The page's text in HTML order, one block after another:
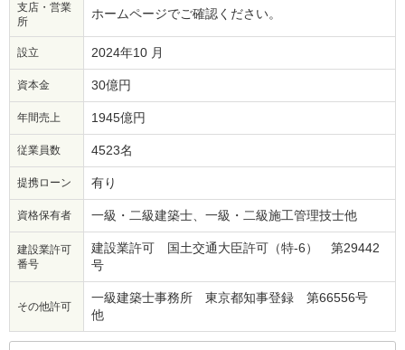
支店・営業
所
ホームページでご確認ください。
設立 2024年10 月
資本金 30億円
年間売上 1945億円
従業員数 4523名
提携ローン 有り
資格保有者 一級・二級建築士、一級・二級施工管理技士他
建設業許可
番号
建設業許可 国土交通大臣許可（特-6） 第29442
号
その他許可
一級建築士事務所 東京都知事登録 第66556号
他